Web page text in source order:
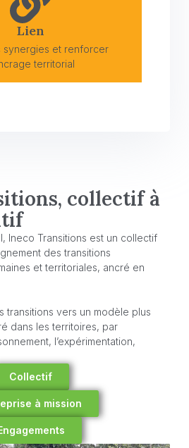
Lien
synergies et renforcer
territorial
collectif à
Ineco Transitions est un collectif
des transitions
et territoriales, ancré en
transitions vers un modèle plus
dans les territoires, par
l’expérimentation,
Collectif
à mission